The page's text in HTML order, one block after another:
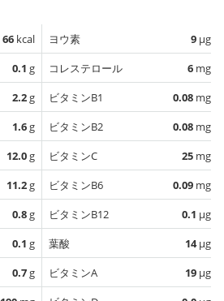
66 kcal
0.1 g
2.2g
1.6g
12.0g
11.2g
0.8g
0.1 g
0.7g
ヨウ素 9 µg
コレステロール
6 mg
ビタミンB1
0.08 mg
ビタミンB2
0.08 mg
ビタミンC
25 mg
ビタミンB6
0.09 mg
ビタミンB12
0.1 µg
葉酸
14µg
ビタミンA
19 µg